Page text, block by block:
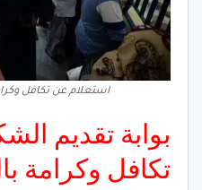
استعلام عن تكافل
بوابة تقديم
تكافل وكرامة